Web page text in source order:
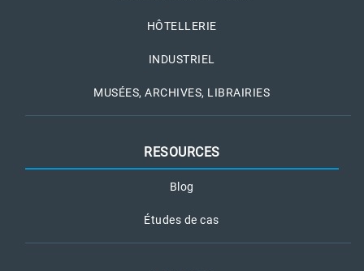
HÔTELLERIE
INDUSTRIEL
MUSÉES, ARCHIVES, LIBRAIRIES
RESOURCES
Blog
Études de cas